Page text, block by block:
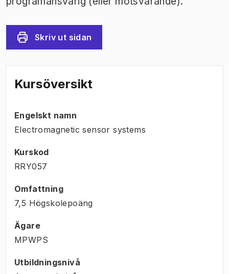
Skriv ut sidan
Kursöversikt
Engelskt namn
Electromagnetic sensor systems
Kurskod
RRY057
Omfattning
7,5 Högskolepoäng
Ägare
MPWPS
Utbildningsnivå